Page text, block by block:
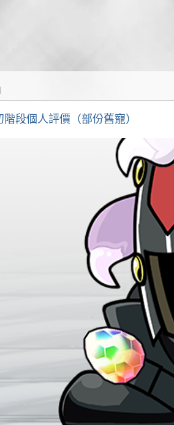
段個人評價（部份舊寵）